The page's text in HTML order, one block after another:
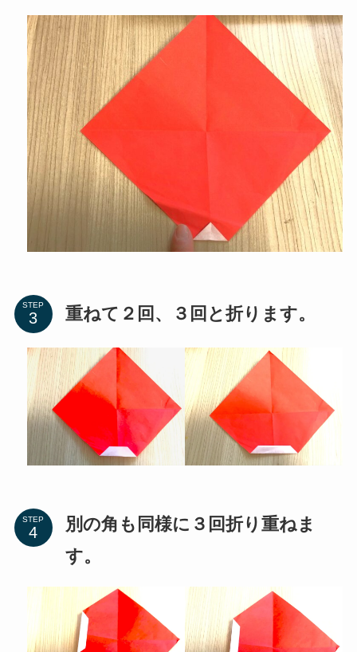
STEP 重ねて２回、３回と折ります。
STEP
別の角も同様に３回折り重ねま
す。